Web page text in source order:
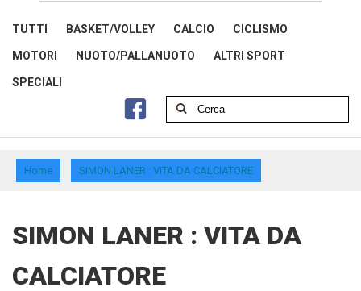
TUTTI BASKET/VOLLEY CALCIO CICLISMO
MOTORI NUOTO/PALLANUOTO ALTRI SPORT
SPECIALI
Home SIMON LANER : VITA DA CALCIATORE
SIMON LANER : VITA DA
CALCIATORE